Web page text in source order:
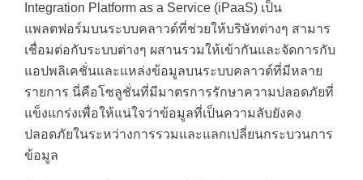
Integration Platform as a Service (iPaaS) เป็น
แพลตฟอร์มบนระบบคลาวด์ที่ช่วยให้บริษัทต่างๆ สามาร
เชื่อมต่อกับระบบต่างๆ ผสานรวมให้เข้ากันและจัดการกับ
แอปพลิเคชั่นและแหล่งข้อมูลบนระบบคลาวด์ที่มีหลาย
รายการ นี่คือโซลูชั่นที่มีมาตรการรักษาความปลอดภัยที่
แข็งแกร่งเพื่อให้แน่ใจว่าข้อมูลที่เป็นความลับยังคง
ปลอดภัยในระหว่างการรวมและแลกเปลี่ยนกระบวนการ
ข้อมูล